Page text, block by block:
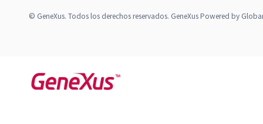
© GeneXus. Todos los derechos reservados. GeneXus Powered by